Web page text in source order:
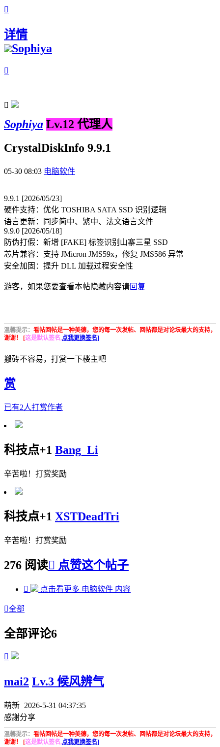

详情
Sophiya


Sophiya Lv.12 代理人
CrystalDiskInfo 9.9.1
05-30 08:03 电脑软件
9.9.1 [2026/05/23]
硬件支持：优化 TOSHIBA SATA SSD 识别逻辑
语言更新：同步简中、繁中、法文语言文件
9.9.0 [2026/05/18]
防伪打假：新增 [FAKE] 标签识别山寨三星 SSD
芯片兼容：支持 JMicron JMS59x，修复 JMS586 异常
安全加固：提升 DLL 加载过程安全性
游客，如果您要查看本帖隐藏内容请回复
温馨提示： 看帖回帖是一种美德，您的每一次发帖、回帖都是对论坛最大的支持，
谢谢！ [这是默认签名,点我更换签名]
搬砖不容易，打赏一下楼主吧
赏
已有2人打赏作者
科技点+1 Bang_Li
辛苦啦！打赏奖励
科技点+1 XSTDeadTri
辛苦啦！打赏奖励
276 阅读 点赞这个帖子
 点击看更多 电脑软件 内容
全部
全部评论6

mai2 Lv.3 候风辨气
萌新 2026-5-31 04:37:35
感謝分享
温馨提示： 看帖回帖是一种美德，您的每一次发帖、回帖都是对论坛最大的支持，
谢谢！ [这是默认签名,点我更换签名]